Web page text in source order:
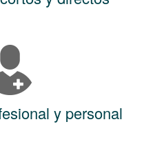
y personal